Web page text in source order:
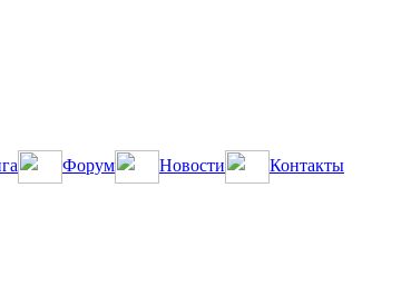
Форум Новости
Контакты